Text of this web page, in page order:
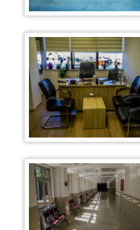
İcra Ceza
İnfaz Hakimliği
Hukuk Mahkemeleri
Asliye Hukuk
1. Asliye Hukuk
2. Asliye Hukuk
4. Asliye Hukuk
Aile Mahkemeleri
1. Aile